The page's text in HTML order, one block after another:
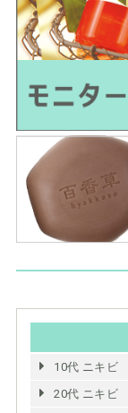
10代 ニキビ
20代 ニキビ